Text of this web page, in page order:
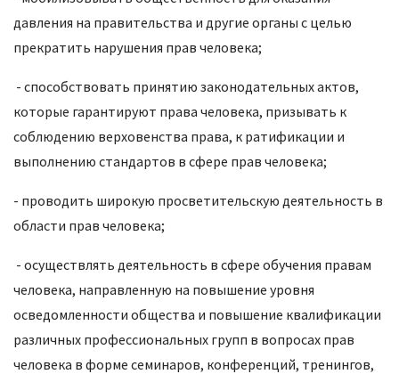
давления на правительства и другие органы с целью
прекратить нарушения прав человека;
- способствовать принятию законодательных актов,
которые гарантируют права человека, призывать к
соблюдению верховенства права, к ратификации и
выполнению стандартов в сфере прав человека;
- проводить широкую просветительскую деятельность в
области прав человека;
- осуществлять деятельность в сфере обучения правам
человека, направленную на повышение уровня
осведомленности общества и повышение квалификации
различных профессиональных групп в вопросах прав
человека в форме семинаров, конференций, тренингов,